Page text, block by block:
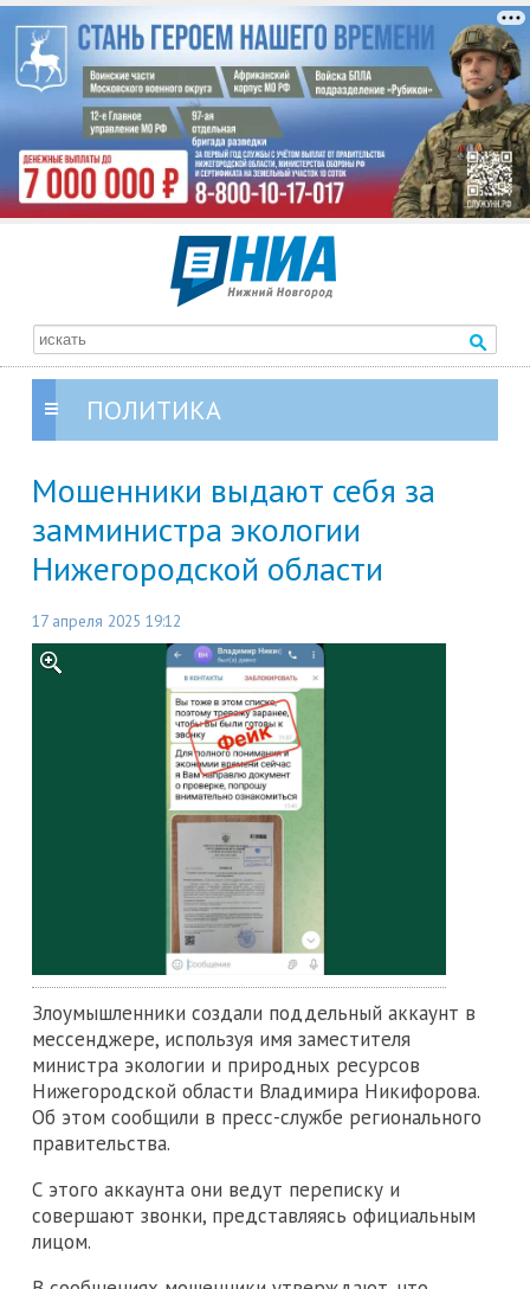
ПОЛИТИКА
Мошенники выдают себя за
замминистра экологии
Нижегородской области
17 апреля 2025 19:12
Злоумышленники создали поддельный аккаунт в
мессенджере, используя имя заместителя
министра экологии и природных ресурсов
Нижегородской области Владимира Никифорова.
Об этом сообщили в пресс-службе регионального
правительства.
С этого аккаунта они ведут переписку и
совершают звонки, представляясь официальным
лицом.